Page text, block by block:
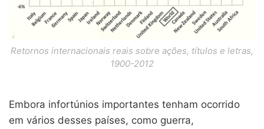
Retornos internacionais reais sobre ações, títulos e letras,
1900-2012
Embora infortúnios importantes tenham ocorrido
em vários desses países, como guerra,